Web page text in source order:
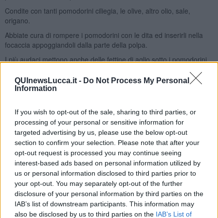
QUInewsLucca.it - Do Not Process My Personal
Information
If you wish to opt-out of the sale, sharing to third parties, or
processing of your personal or sensitive information for
targeted advertising by us, please use the below opt-out
section to confirm your selection. Please note that after your
opt-out request is processed you may continue seeing
interest-based ads based on personal information utilized by
us or personal information disclosed to third parties prior to
your opt-out. You may separately opt-out of the further
disclosure of your personal information by third parties on the
IAB’s list of downstream participants. This information may
also be disclosed by us to third parties on the IAB’s List of
Condite con tanti pomodorini ciliegia, le olive, altro olio, sale,
origano.
Abbiate cura di rompere i pomodorini con le dita ed inserirli nella
focaccia appoggiandoli dalla parte della polpa.
I più audaci mettono anche delle fettine di aglio sotto i pomodorini,
Infornate per circa 30 minuti a 200°, finché la superficie non sarà
dorata e la buccia dei pomodori brunita.
Fate intiepidire la focaccia coperta da un canovaccio, in modo che
non secchi.
Mangiatela con le mani, e leccatevi le dita alla fine della
degustazione.
Seguimi suhttp://peudepiment.blogspot.com
Rubina Rovini